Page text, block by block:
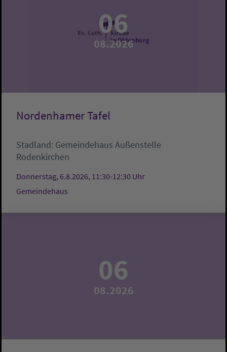
06
08.2026
Nordenhamer Tafel
Stadland: Gemeindehaus Außenstelle
Rodenkirchen
Donnerstag, 6.8.2026, 11:30-12:30 Uhr
Gemeindehaus
06
08.2026